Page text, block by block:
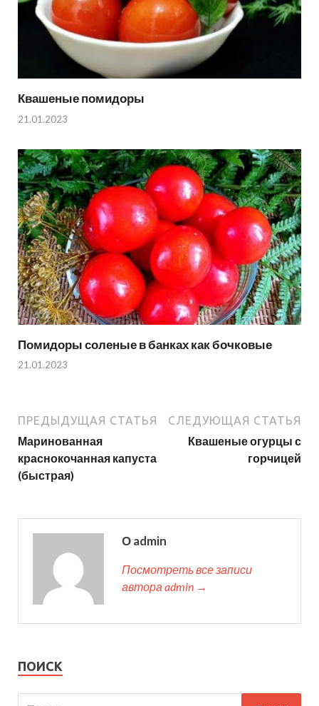
Квашеные помидоры
21.01.2023
Помидоры соленые в банках как бочковые
21.01.2023
ПРЕДЫДУЩАЯ СТАТЬЯ
Маринованная
краснокочанная капуста
(быстрая)
СЛЕДУЮЩАЯ СТАТЬЯ
Квашеные огурцы с
горчицей
О admin
Посмотреть все записи
автора admin →
ПОИСК